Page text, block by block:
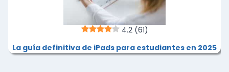
4.2 (61)
La guía definitiva de iPads para estudiantes en 2025